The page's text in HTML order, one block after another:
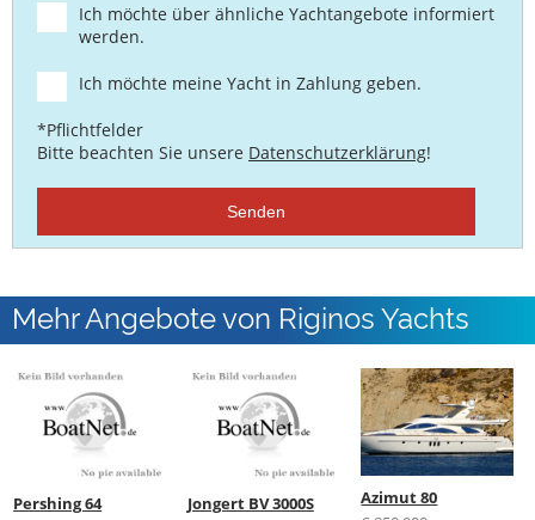
Ich möchte über ähnliche Yachtangebote informiert
werden.
Ich möchte meine Yacht in Zahlung geben.
*Pflichtfelder
Bitte beachten Sie unsere Datenschutzerklärung!
Senden
Mehr Angebote von Riginos Yachts
Pershing 64
Jongert BV 3000S
Azimut 80